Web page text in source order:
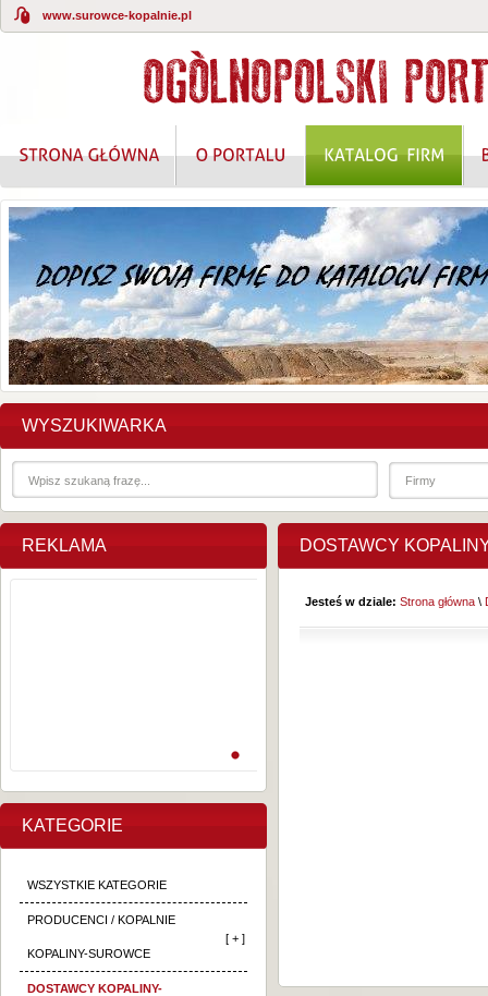
www.surowce-kopalnie.pl
KOMPLEKSOWE ROZWIĄZANIA W ZAKRESIE
WYSZUKIWARKA
REKLAMA
KATEGORIE
WSZYSTKIE KATEGORIE
PRODUCENCI / KOPALNIE
KOPALINY-SUROWCE
[ + ]
DOSTAWCY KOPALINY-
DOSTAWCY
Jesteś w dziale: Strona główna \